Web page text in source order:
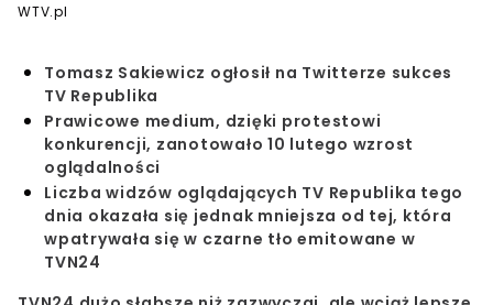
WTV.pl
Tomasz Sakiewicz ogłosił na Twitterze sukces
TV Republika
Prawicowe medium, dzięki protestowi
konkurencji, zanotowało 10 lutego wzrost
oglądalności
Liczba widzów oglądających TV Republika tego
dnia okazała się jednak mniejsza od tej, która
wpatrywała się w czarne tło emitowane w
TVN24